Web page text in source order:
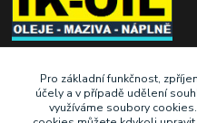
+420 603 345 409
prodej@ik-oil.cz
Pro základní funkčnost,
účely a v případě udělení
využíváme soubory